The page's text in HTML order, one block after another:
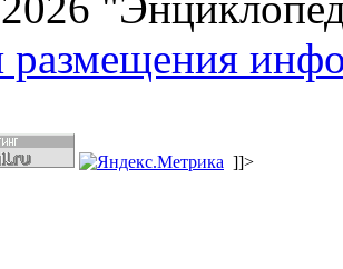
размещения
]]>